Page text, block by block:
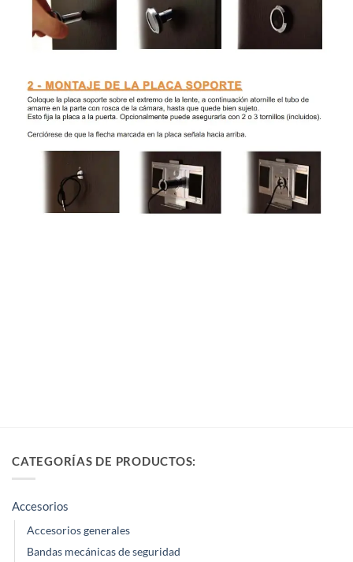
CATEGORÍAS DE PRODUCTOS:
Accesorios
Accesorios generales
Bandas mecánicas de seguridad